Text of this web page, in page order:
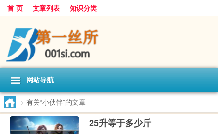
首 页 文章列表 知识分类
网站导航
> 有关“小伙伴”的文章
25升等于多少斤